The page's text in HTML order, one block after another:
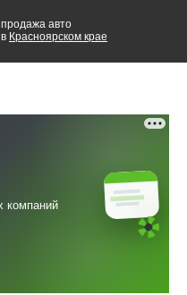
продажа авто
в Красноярском крае